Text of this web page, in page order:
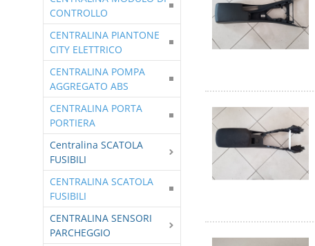
CONTROLLO
CENTRALINA PIANTONE
CITY ELETTRICO
CENTRALINA POMPA
AGGREGATO ABS
CENTRALINA PORTA
PORTIERA
Centralina SCATOLA
FUSIBILI
CENTRALINA SCATOLA
FUSIBILI
CENTRALINA SENSORI
PARCHEGGIO